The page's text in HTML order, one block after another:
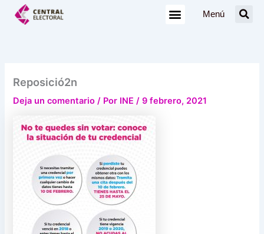
Menú
Reposició2n
Deja un comentario / Por INE/9 febrero, 2021